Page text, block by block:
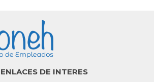
ENLACES DE INTERES